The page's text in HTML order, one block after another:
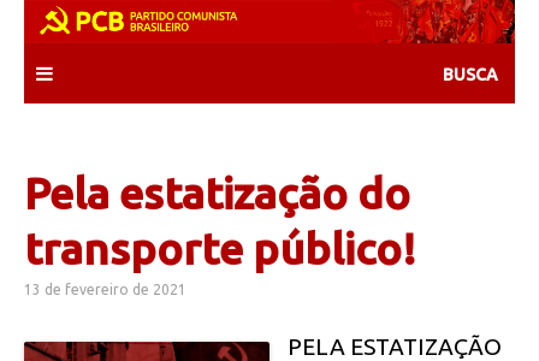
content
Pela estatização do
transporte público!
13 de fevereiro de 2021
PELA ESTATIZAÇÃO